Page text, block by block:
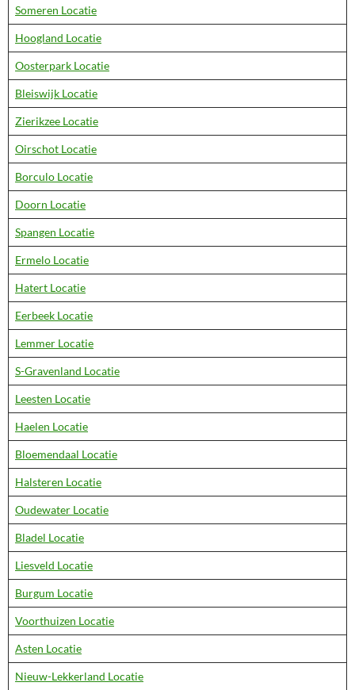
Someren Locatie
Hoogland Locatie
Oosterpark Locatie
Bleiswijk Locatie
Zierikzee Locatie
Oirschot Locatie
Borculo Locatie
Doorn Locatie
Spangen Locatie
Ermelo Locatie
Hatert Locatie
Eerbeek Locatie
Lemmer Locatie
S-Gravenland Locatie
Leesten Locatie
Haelen Locatie
Bloemendaal Locatie
Halsteren Locatie
Oudewater Locatie
Bladel Locatie
Liesveld Locatie
Burgum Locatie
Voorthuizen Locatie
Asten Locatie
Nieuw-Lekkerland Locatie